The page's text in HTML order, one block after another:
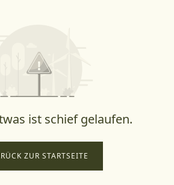
ist schief gelaufen.
ZUR STARTSEITE